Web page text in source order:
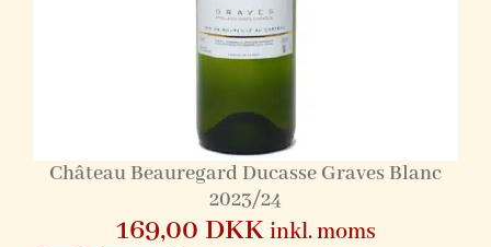
Château Beauregard Ducasse Graves Blanc
2023/24
169,00 DKK inkl. moms